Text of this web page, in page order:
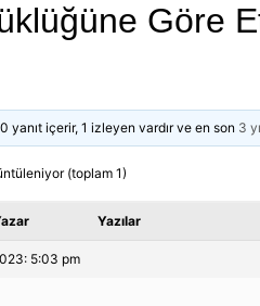
Göre
yanıt içerir, 1 izleyen vardır ve en son 3
(toplam 1)
Yazılar
5:03 pm